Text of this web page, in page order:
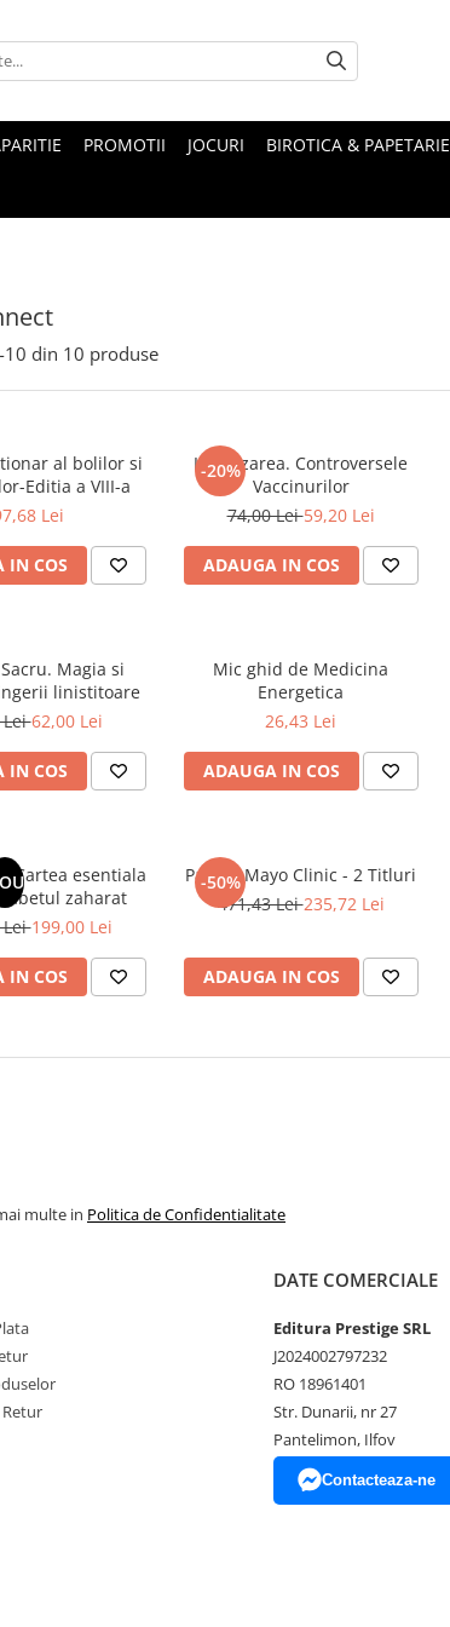
PROMOTII JOCURI BIROTICA & PAPETARIE
10 din 10 produse
al bolilor si
Editia a VIII-a
Lei
IN COS
-20%
Imunizarea. Controversele
Vaccinurilor
74,00 Lei59,20 Lei
ADAUGA IN COS
Magia si
linistitoare
Lei62,00 Lei
IN COS
Mic ghid de Medicina
Energetica
26,43 Lei
ADAUGA IN COS
Cartea esentiala
zaharat
Lei199,00 Lei
IN COS
-50%
Pachet Mayo Clinic - 2 Titluri
471,43 Lei235,72 Lei
ADAUGA IN COS
multe in Politica de Confidentialitate
DATE COMERCIALE
Editura Prestige SRL
J2024002797232
RO 18961401
Str. Dunarii, nr 27
Pantelimon, Ilfov
Contacteaza-ne